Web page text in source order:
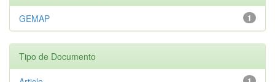
1
GEMAP
Tipo de Documento